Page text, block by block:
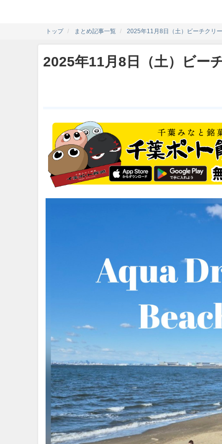
トップ まとめ記事一覧 2025年11月8日（土）ビーチクリ
2025年11月8日（土）ビー